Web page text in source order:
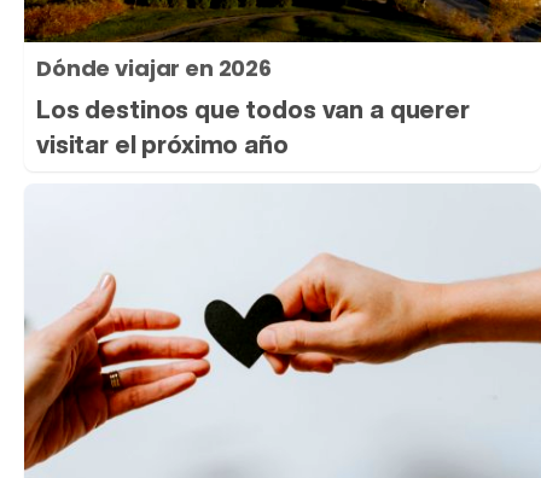
Dónde viajar en 2026
Los destinos que todos van a querer
visitar el próximo año